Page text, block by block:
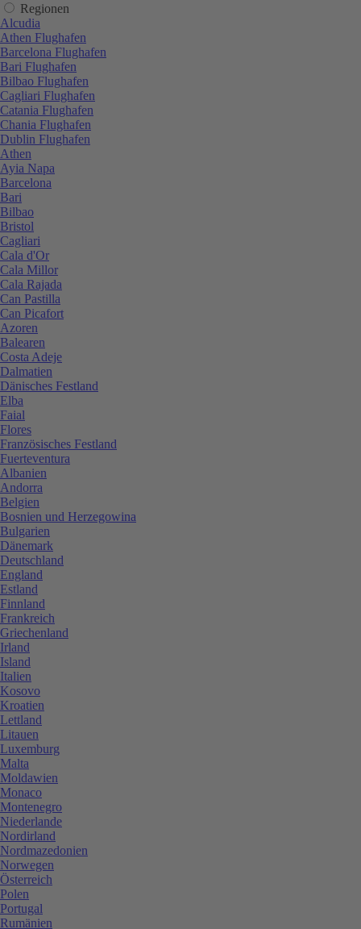
Regionen
Alcudia
Athen Flughafen
Barcelona Flughafen
Bari Flughafen
Bilbao Flughafen
Cagliari Flughafen
Catania Flughafen
Chania Flughafen
Dublin Flughafen
Athen
Ayia Napa
Barcelona
Bari
Bilbao
Bristol
Cagliari
Cala d'Or
Cala Millor
Cala Rajada
Can Pastilla
Can Picafort
Azoren
Balearen
Costa Adeje
Dalmatien
Dänisches Festland
Elba
Faial
Flores
Französisches Festland
Fuerteventura
Albanien
Andorra
Belgien
Bosnien und Herzegowina
Bulgarien
Dänemark
Deutschland
England
Estland
Finnland
Frankreich
Griechenland
Irland
Island
Italien
Kosovo
Kroatien
Lettland
Litauen
Luxemburg
Malta
Moldawien
Monaco
Montenegro
Niederlande
Nordirland
Nordmazedonien
Norwegen
Österreich
Polen
Portugal
Rumänien